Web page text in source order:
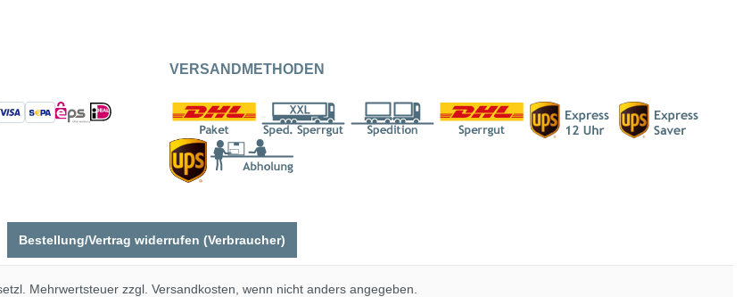
VERSANDMETHODEN
Bestellung/Vertrag widerrufen (Verbraucher)
Mehrwertsteuer zzgl. Versandkosten , wenn nicht anders angegeben.